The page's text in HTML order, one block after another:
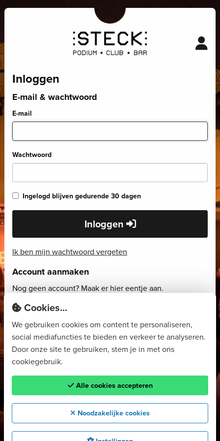
Inloggen
E-mail & wachtwoord
E-mail
Wachtwoord
Ingelogd blijven gedurende 30 dagen
Inloggen
Ik ben mijn wachtwoord vergeten
Account aanmaken
Nog geen account? Maak er hier eentje aan.
Cookies...
We gebruiken cookies om content te personaliseren,
social mediafuncties te bieden en verkeer te analyseren.
Door onze site te gebruiken, stem je in met ons
cookiegebruik.
Alle cookies accepteren
Noodzakelijke cookies